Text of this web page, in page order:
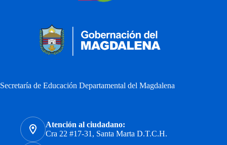
Secretaría de Educación Departamental del Magdalena
Atención al ciudadano:
Cra 22 #17-31, Santa Marta D.T.C.H.